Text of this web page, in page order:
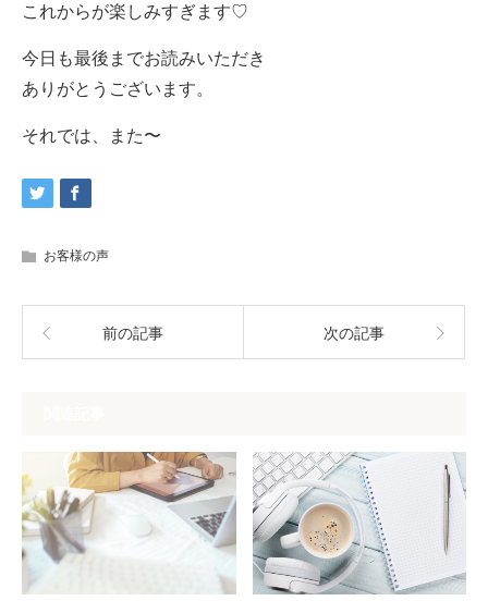
これからが楽しみすぎます♡
今日も最後までお読みいただき
ありがとうございます。
それでは、また〜
お客様の声
前の記事 次の記事